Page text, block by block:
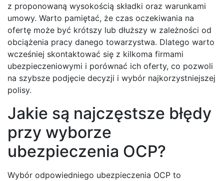
z proponowaną wysokością składki oraz warunkami
umowy. Warto pamiętać, że czas oczekiwania na
ofertę może być krótszy lub dłuższy w zależności od
obciążenia pracy danego towarzystwa. Dlatego warto
wcześniej skontaktować się z kilkoma firmami
ubezpieczeniowymi i porównać ich oferty, co pozwoli
na szybsze podjęcie decyzji i wybór najkorzystniejszej
polisy.
Jakie są najczęstsze błędy
przy wyborze
ubezpieczenia OCP?
Wybór odpowiedniego ubezpieczenia OCP to